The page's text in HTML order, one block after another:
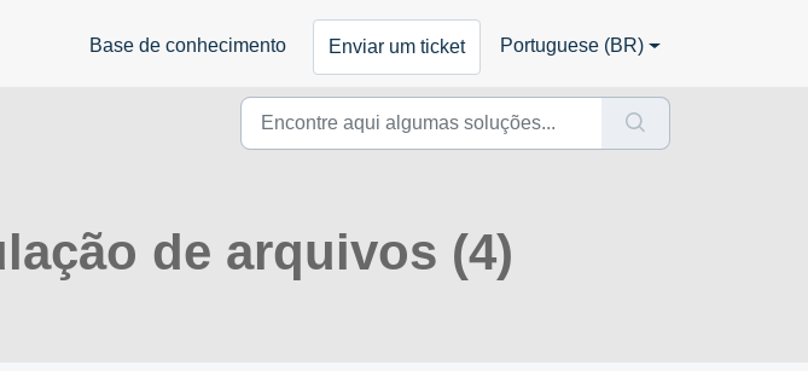
Base de conhecimento Enviar um ticket Portuguese (BR)
de arquivos (4)